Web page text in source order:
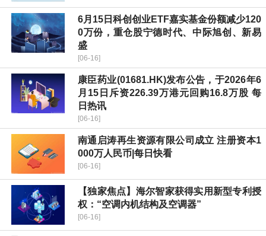
6月15日科创创业ETF嘉实基金份额减少120
0万份，重仓股宁德时代、中际旭创、新易
盛
[06-16]
康臣药业(01681.HK)发布公告，于2026年6
月15日斥资226.39万港元回购16.8万股 每
日热讯
[06-16]
南通启涛再生资源有限公司成立 注册资本1
000万人民币|每日快看
[06-16]
【独家焦点】海尔智家获得实用新型专利授
权：“空调内机结构及空调器”
[06-16]